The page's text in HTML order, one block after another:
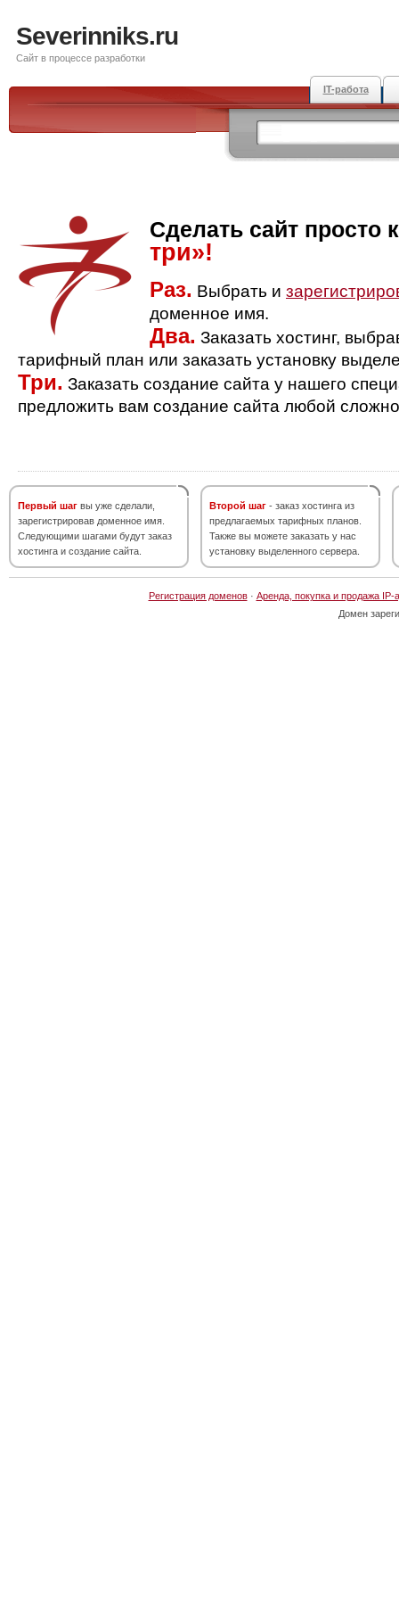
Severinniks.ru
Сайт в процессе разработки
IT-работа
Сделать сайт просто
три»!
Раз. Выбрать и
доменное имя.
Два. Заказать хостинг,
тарифный план или заказать установку
Три. Заказать создание сайта у нашего
предложить вам создание сайта любой
Первый шаг вы уже сделали,
зарегистрировав доменное имя.
Следующими шагами будут заказ
хостинга и создание сайта.
Второй шаг - заказ хостинга из
предлагаемых тарифных планов.
Также вы можете заказать у нас
установку выделенного сервера.
Регистрация доменов· Аренда, покупка и продажа IP-
Домен